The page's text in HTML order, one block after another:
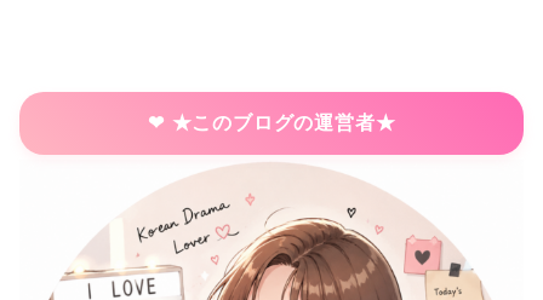
★このブログの運営者★